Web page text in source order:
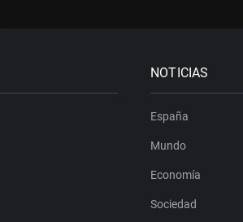
NOTICIAS
España
Mundo
Economía
Sociedad